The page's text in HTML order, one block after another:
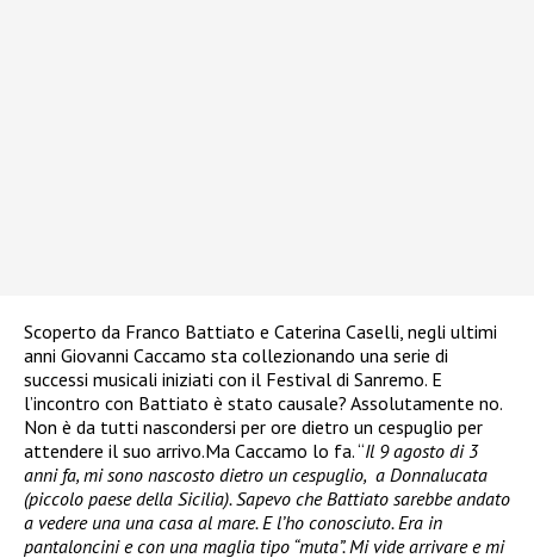
Scoperto da Franco Battiato e Caterina Caselli, negli ultimi
anni Giovanni Caccamo sta collezionando una serie di
successi musicali iniziati con il Festival di Sanremo. E
l’incontro con Battiato è stato causale? Assolutamente no.
Non è da tutti nascondersi per ore dietro un cespuglio per
attendere il suo arrivo.Ma Caccamo lo fa. “Il 9 agosto di 3
anni fa, mi sono nascosto dietro un cespuglio, a Donnalucata
(piccolo paese della Sicilia). Sapevo che Battiato sarebbe andato
a vedere una una casa al mare. E l’ho conosciuto. Era in
pantaloncini e con una maglia tipo “muta”. Mi vide arrivare e mi